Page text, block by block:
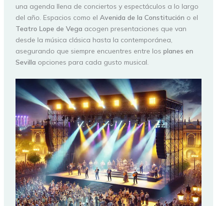
una agenda llena de conciertos y espectáculos a lo largo
del año. Espacios como el Avenida de la Constitución o el
Teatro Lope de Vega acogen presentaciones que van
desde la música clásica hasta la contemporánea,
asegurando que siempre encuentres entre los planes en
Sevilla opciones para cada gusto musical.